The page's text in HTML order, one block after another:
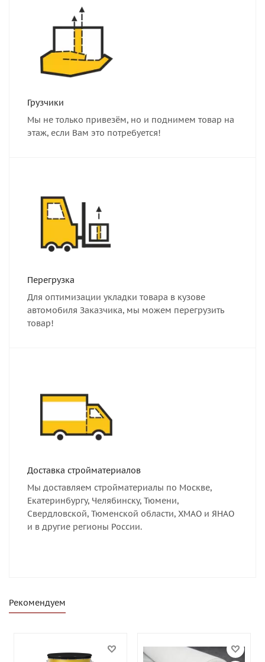
Грузчики
Мы не только привезём, но и поднимем товар на
этаж, если Вам это потребуется!
Перегрузка
Для оптимизации укладки товара в кузове
автомобиля Заказчика, мы можем перегрузить
товар!
Доставка стройматериалов
Мы доставляем стройматериалы по Москве,
Екатеринбургу, Челябинску, Тюмени,
Свердловской, Тюменской области, ХМАО и ЯНАО
и в другие регионы России.
Рекомендуем